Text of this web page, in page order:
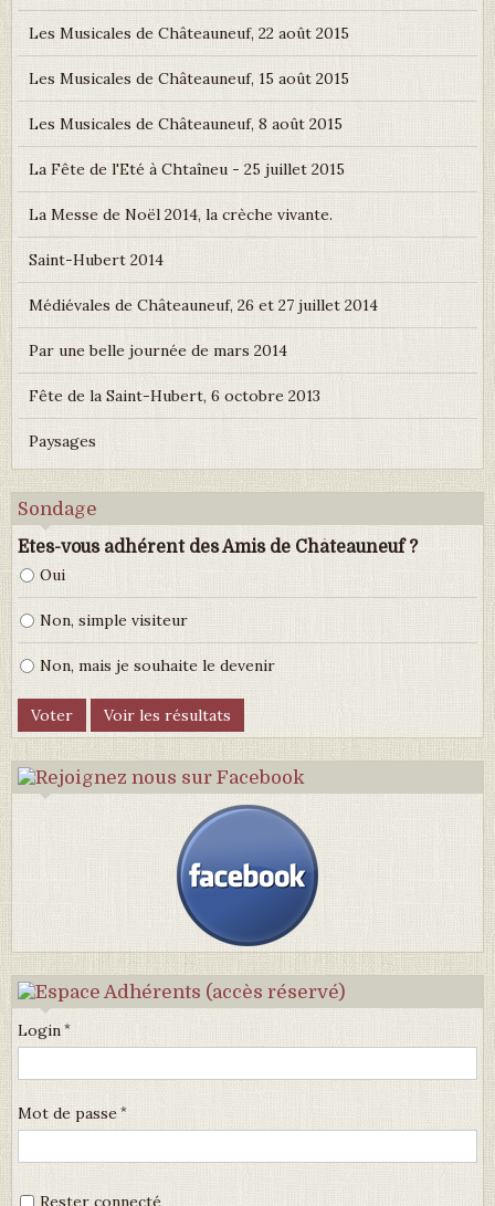
Les Musicales de Châteauneuf, 22 août 2015
Les Musicales de Châteauneuf, 15 août 2015
Les Musicales de Châteauneuf, 8 août 2015
La Fête de l'Eté à Chtaîneu - 25 juillet 2015
La Messe de Noël 2014, la crèche vivante.
Saint-Hubert 2014
Médiévales de Châteauneuf, 26 et 27 juillet 2014
Par une belle journée de mars 2014
Fête de la Saint-Hubert, 6 octobre 2013
Paysages
Sondage
Etes-vous adhérent des Amis de Châteauneuf ?
Oui
Non, simple visiteur
Non, mais je souhaite le devenir
Login
Mot de passe
Rester connecté